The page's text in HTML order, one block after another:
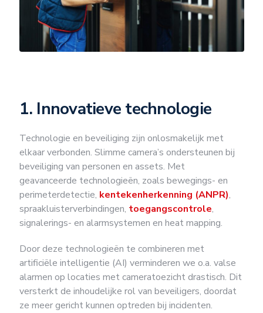
1. Innovatieve technologie
Technologie en beveiliging zijn onlosmakelijk met
elkaar verbonden. Slimme camera’s ondersteunen bij
beveiliging van personen en assets. Met
geavanceerde technologieën, zoals bewegings- en
perimeterdetectie, kentekenherkenning (ANPR),
spraakluisterverbindingen, toegangscontrole,
signalerings- en alarmsystemen en heat mapping.
Door deze technologieën te combineren met
artificiële intelligentie (AI) verminderen we o.a. valse
alarmen op locaties met cameratoezicht drastisch. Dit
versterkt de inhoudelijke rol van beveiligers, doordat
ze meer gericht kunnen optreden bij incidenten.